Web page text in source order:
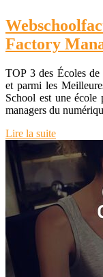
Factory
TOP 3 des Écoles
et parmi les
School est une
managers du
Lire la suite